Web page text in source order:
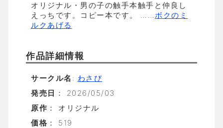
オリジナル・男の子の触手本触手と仲良し
えっちです。コピー本です。 ……ボクのミ
ルクあげる
作品詳細情報
サークル名 : わさび
発売日 ： 2026/05/03
原作 ： オリジナル
価格 ： 519